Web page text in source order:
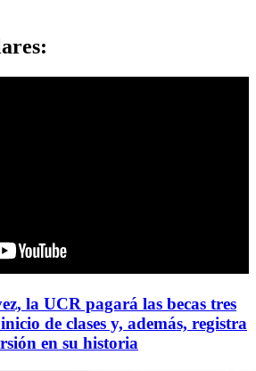
la UCR pagará las becas tres
de clases y, además, registra
en su historia